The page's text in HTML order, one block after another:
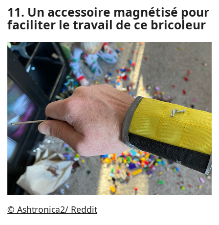
11. Un accessoire magnétisé pour
faciliter le travail de ce bricoleur
© Ashtronica2/ Reddit